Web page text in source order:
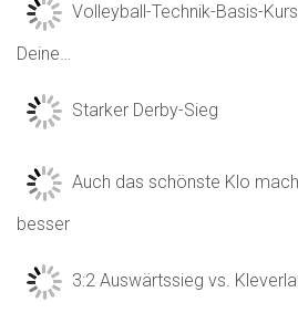
Volleyball-Technik-Basis-
Deine…
Starker Derby-Sieg
Auch das schönste Klo
besser
3:2 Auswärtssieg vs.